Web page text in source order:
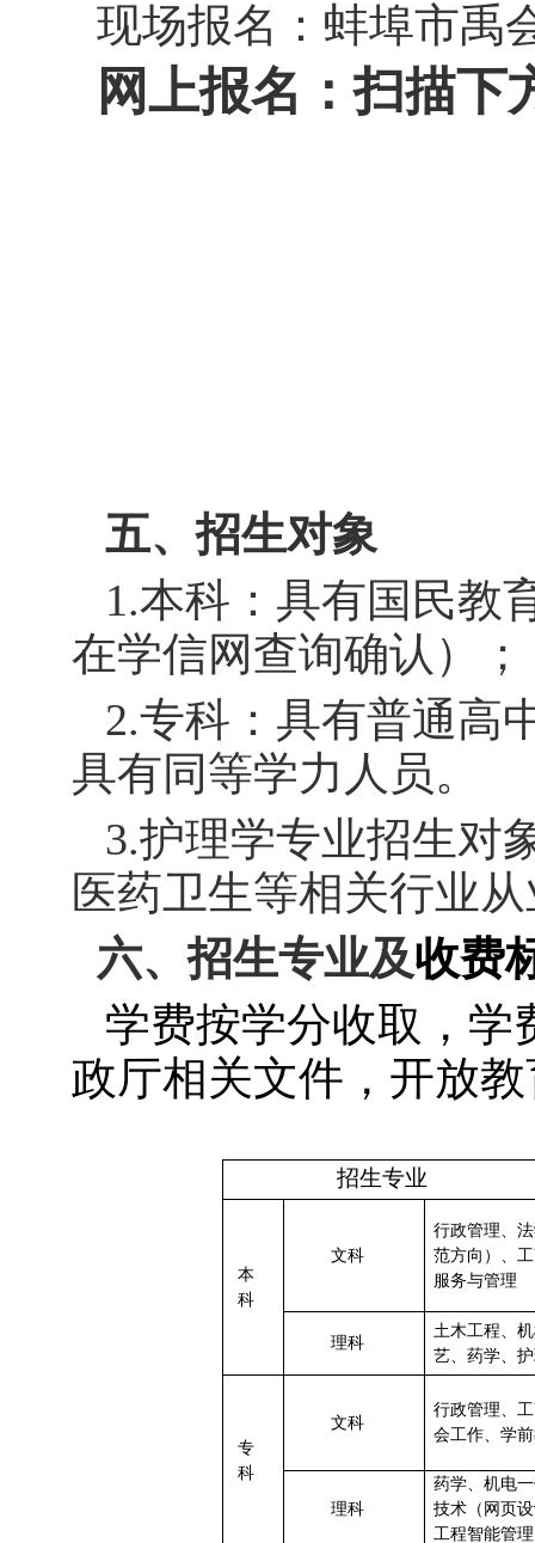
现场报名：蚌埠市禹
网上报名：扫描下
五、招生对象
1.本科：具有国民教
在学信网查询确认）；
2.专科：具有普通高
具有同等学力人员。
3.护理学专业招生对
医药卫生等相关行业
六、招生专业及收费
学费按学分收取，学
政厅相关文件，开放
招生专业
本
科
文科
行政管理、
范方向）、
服务与管理
理科
土木工程、
艺、药学、
专
科
文科
行政管理、
会工作、学
理科
药学、机电
技术（网页
工程智能管